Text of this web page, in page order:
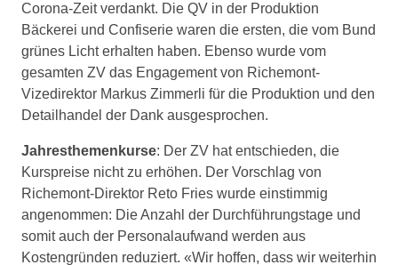
Corona-Zeit verdankt. Die QV in der Produktion
Bäckerei und Confiserie waren die ersten, die vom Bund
grünes Licht erhalten haben. Ebenso wurde vom
gesamten ZV das Engagement von Richemont-
Vizedirektor Markus Zimmerli für die Produktion und den
Detailhandel der Dank ausgesprochen.
Jahresthemenkurse: Der ZV hat entschieden, die
Kurspreise nicht zu erhöhen. Der Vorschlag von
Richemont-Direktor Reto Fries wurde einstimmig
angenommen: Die Anzahl der Durchführungstage und
somit auch der Personalaufwand werden aus
Kostengründen reduziert. «Wir hoffen, dass wir weiterhin